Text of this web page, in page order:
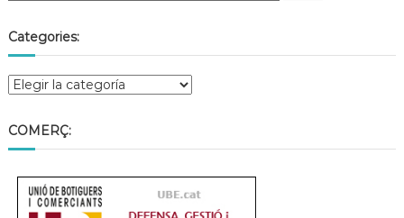
Categories:
COMERÇ: